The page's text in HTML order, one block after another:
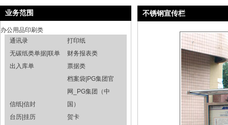
业务范围
办公用品印刷类
通讯录
打印纸
无碳纸类单据|联单
财务报表类
出入库单
票据类
信纸|信封
档案袋|PG集团官
网_PG集团（中
国）
台历|挂历
贺卡
不锈钢宣传栏